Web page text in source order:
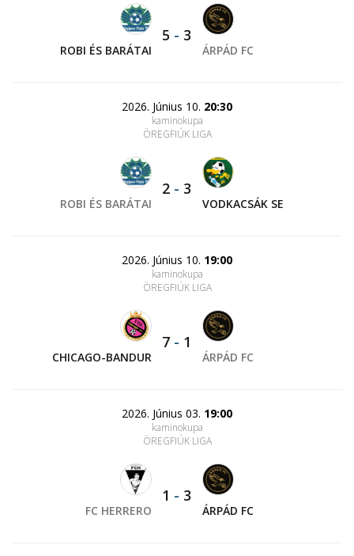
ROBI ÉS BARÁTAI
5 - 3
ÁRPÁD FC
2026. Június 10. 20:30
kaminokupa
ÖREGFIÚK LIGA
ROBI ÉS BARÁTAI
2 - 3
VODKACSÁK SE
2026. Június 10. 19:00
kaminokupa
ÖREGFIÚK LIGA
CHICAGO-BANDUR
7 - 1
ÁRPÁD FC
2026. Június 03. 19:00
kaminokupa
ÖREGFIÚK LIGA
FC HERRERO
1 - 3
ÁRPÁD FC